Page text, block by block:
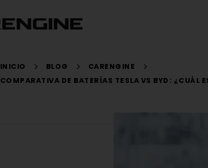
INICIO BLOG
CARENGINE
COMPARATIVA DE BATERÍAS TESLA VS BYD: ¿CUÁL